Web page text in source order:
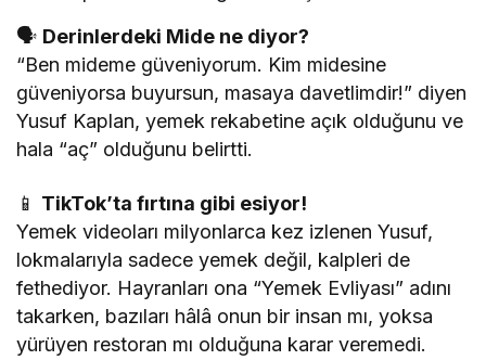
🗣️ Derinlerdeki Mide ne diyor?
“Ben mideme güveniyorum. Kim midesine
güveniyorsa buyursun, masaya davetlimdir!” diyen
Yusuf Kaplan, yemek rekabetine açık olduğunu ve
hala “aç” olduğunu belirtti.
📱 TikTok’ta fırtına gibi esiyor!
Yemek videoları milyonlarca kez izlenen Yusuf,
lokmalarıyla sadece yemek değil, kalpleri de
fethediyor. Hayranları ona “Yemek Evliyası” adını
takarken, bazıları hâlâ onun bir insan mı, yoksa
yürüyen restoran mı olduğuna karar veremedi.